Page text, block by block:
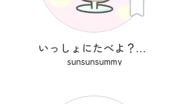
いっしょにたべよ？ぱふぇ
sunsunsummy